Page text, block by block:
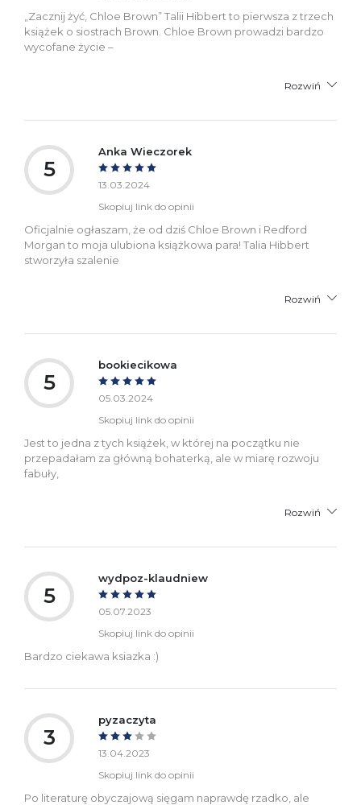
„Zacznij żyć, Chloe Brown” Talii Hibbert to pierwsza z trzech
książek o siostrach Brown. Chloe Brown prowadzi bardzo
wycofane życie –
Rozwiń
5
Anka Wieczorek
13.03.2024
Skopiuj link do opinii
Oficjalnie ogłaszam, że od dziś Chloe Brown i Redford
Morgan to moja ulubiona książkowa para! Talia Hibbert
stworzyła szalenie
Rozwiń
5
bookiecikowa
05.03.2024
Skopiuj link do opinii
Jest to jedna z tych książek, w której na początku nie
przepadałam za główną bohaterką, ale w miarę rozwoju
fabuły,
Rozwiń
5
wydpoz-klaudniew
05.07.2023
Skopiuj link do opinii
Bardzo ciekawa ksiazka :)
3
pyzaczyta
13.04.2023
Skopiuj link do opinii
Po literaturę obyczajową sięgam naprawdę rzadko, ale